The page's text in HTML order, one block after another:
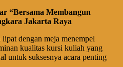
“Bersama Membangun
Jakarta Raya
dengan meja menempel
kualitas kursi kuliah yang
untuk suksesnya acara penting